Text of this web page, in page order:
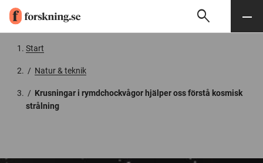
Söksearch Meny
Start
/ Natur & teknik
/ Krusningar i rymdchockvågor hjälper oss förstå kosmisk
strålning